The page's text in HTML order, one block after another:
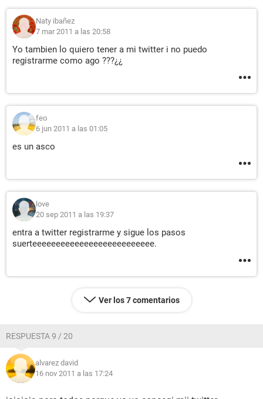
Naty ibañez
7 mar 2011 a las 20:58
Yo tambien lo quiero tener a mi twitter i no puedo
registrarme como ago ???¿¿
feo
6 jun 2011 a las 01:05
es un asco
love
20 sep 2011 a las 19:37
entra a twitter registrarme y sigue los pasos
suerteeeeeeeeeeeeeeeeeeeeeeeeee.
Ver los 7 comentarios
RESPUESTA 9 / 20
alvarez david
16 nov 2011 a las 17:24